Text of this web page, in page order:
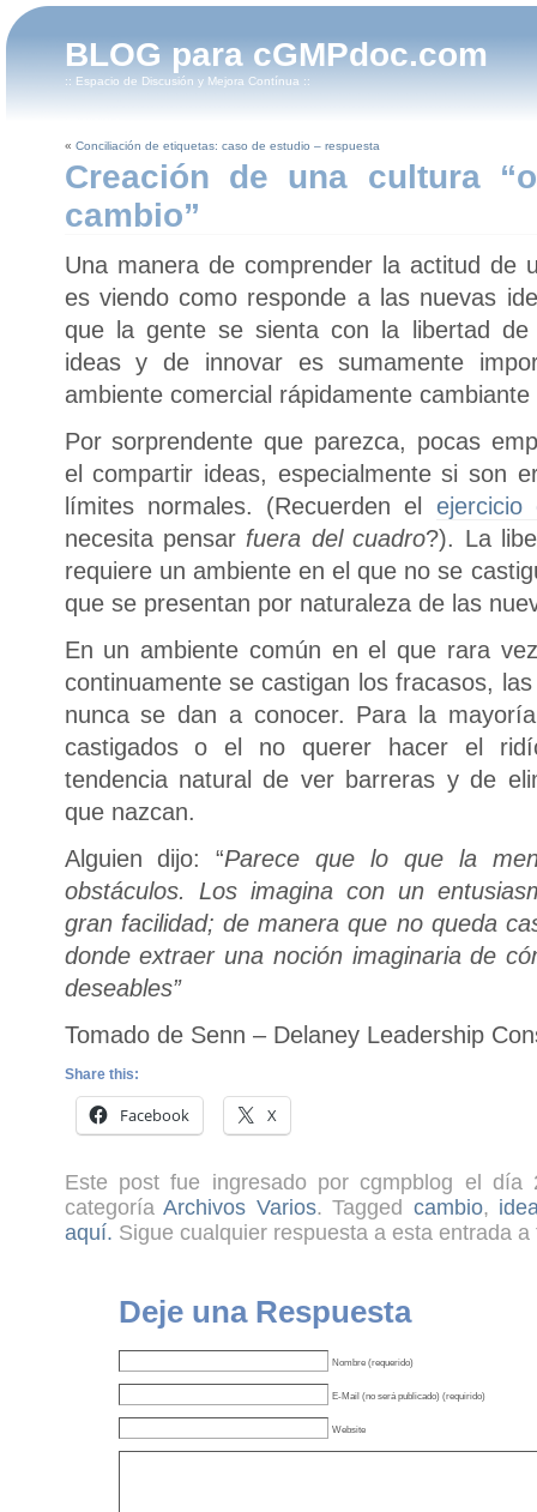
BLOG para cGMPdoc.com
:: Espacio de Discusión y Mejora Contínua ::
« Conciliación de etiquetas: caso de estudio – respuesta
Creación de una cultura
cambio”
Una manera de comprender la actitud de
es viendo como responde a las nuevas
que la gente se sienta con la libertad
ideas y de innovar es sumamente
ambiente comercial rápidamente
Por sorprendente que parezca, pocas
el compartir ideas, especialmente si son
límites normales. (Recuerden el
necesita pensar fuera del cuadro?). La
requiere un ambiente en el que no se
que se presentan por naturaleza de las
En un ambiente común en el que rara
continuamente se castigan los fracasos,
nunca se dan a conocer. Para la
castigados o el no querer hacer el
tendencia natural de ver barreras y de
que nazcan.
Alguien dijo: “Parece que lo que la
obstáculos. Los imagina con un
gran facilidad; de manera que no queda
donde extraer una noción imaginaria de
deseables”
Tomado de Senn – Delaney Leadership
Share this:
Facebook X
Este post fue ingresado por cgmpblog el
categoríaArchivos Varios. Tagged cambio,
aquí. Sigue cualquier respuesta a esta entrada
Deje una Respuesta
Nombre (requerido)
E-Mail (no será publicado) (requirido)
Website